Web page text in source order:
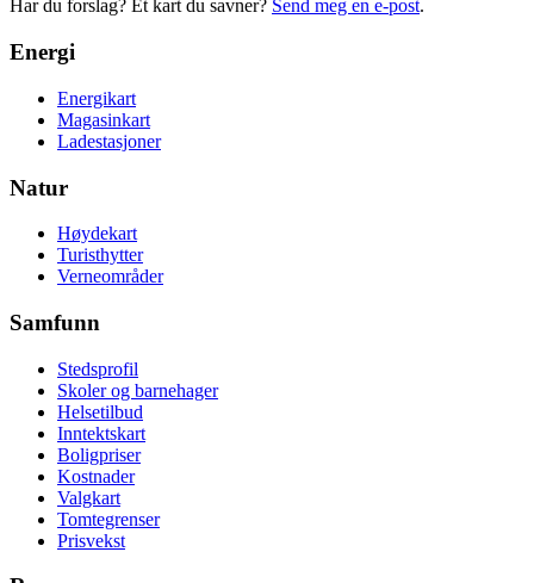
Har du forslag? Et kart du savner? Send meg en e-post.
Energi
Energikart
Magasinkart
Ladestasjoner
Natur
Høydekart
Turisthytter
Verneområder
Samfunn
Stedsprofil
Skoler og barnehager
Helsetilbud
Inntektskart
Boligpriser
Kostnader
Valgkart
Tomtegrenser
Prisvekst